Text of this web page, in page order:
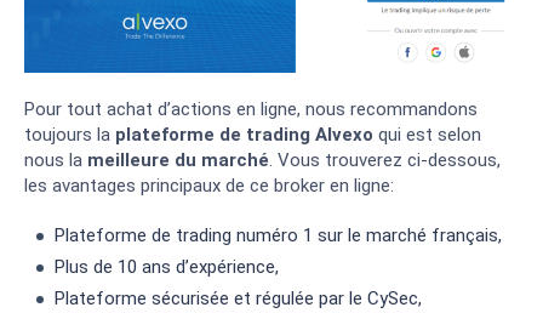
Pour tout achat d’actions en ligne, nous recommandons
toujours la plateforme de trading Alvexo qui est selon
nous la meilleure du marché. Vous trouverez ci-dessous,
les avantages principaux de ce broker en ligne:
Plateforme de trading numéro 1 sur le marché français,
Plus de 10 ans d’expérience,
Plateforme sécurisée et régulée par le CySec,